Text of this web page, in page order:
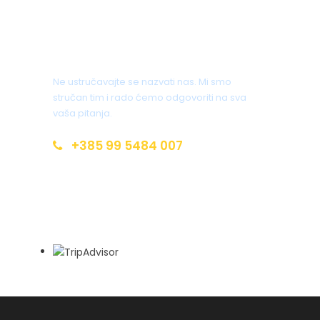
Ne ustručavajte se nazvati nas. Mi smo
stručan tim i rado ćemo odgovoriti na sva
vaša pitanja.
+385 99 5484 007
airsoft(zgrade), posebni zahtjevi za pićem i jelom,
dodatni sati na streljani, slikanje i snimanje cijele
vila ili jahta.